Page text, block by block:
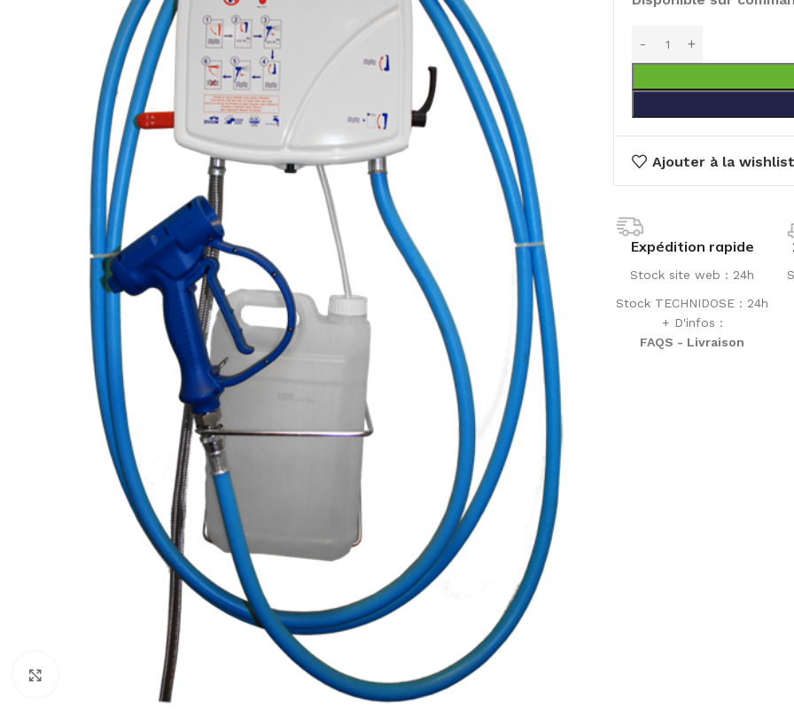
Ajouter à la
Expédition rapide
Stock site web : 24h
Stock TECHNIDOSE : 24h
+ D'infos :
FAQS - Livraison